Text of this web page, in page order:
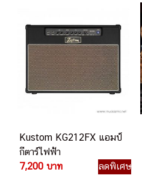
Kustom KG212FX แอมป์
กีตาร์ไฟฟ้า
7,200 บาท
ลดพิเศษ